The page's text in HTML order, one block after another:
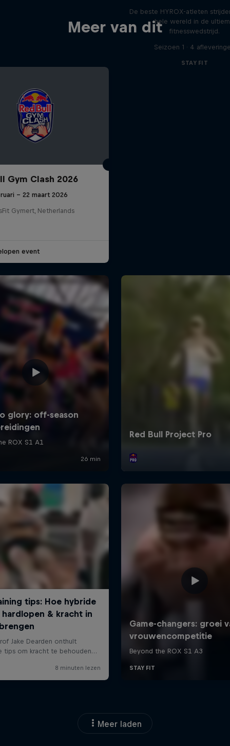
Meer van dit
Gym Clash 2026
– 22 maart 2026
Gymert, Netherlands
event
De beste HYROX-atleten
hele wereld in de
fitnesswedstrijd.
Seizoen 1 · 4
STAY FIT
Meer laden